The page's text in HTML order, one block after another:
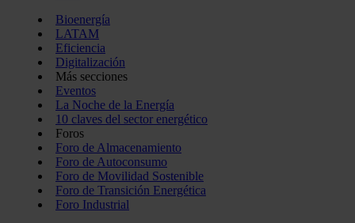
Bioenergía
LATAM
Eficiencia
Digitalización
Más secciones
Eventos
La Noche de la Energía
10 claves del sector energético
Foros
Foro de Almacenamiento
Foro de Autoconsumo
Foro de Movilidad Sostenible
Foro de Transición Energética
Foro Industrial